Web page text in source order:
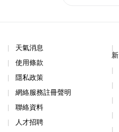
天氣消息
使用條款
隱私政策
網絡服務註冊聲明
聯絡資料
人才招聘
新